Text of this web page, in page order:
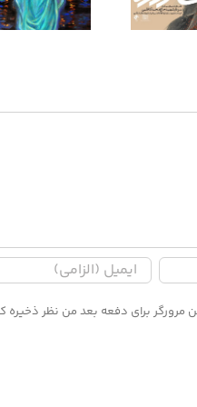
سایه برادرم
برای دفعه بعد من نظر ذخیره